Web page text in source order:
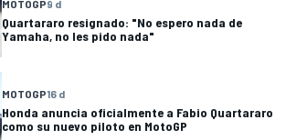
MOTOGP9 d
Quartararo resignado: "No espero nada de
Yamaha, no les pido nada"
MOTOGP16 d
Honda anuncia oficialmente a Fabio Quartararo
como su nuevo piloto en MotoGP